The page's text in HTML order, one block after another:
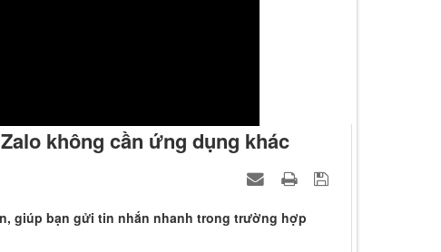
không cần ứng dụng khác
giúp bạn gửi tin nhắn nhanh trong trường hợp